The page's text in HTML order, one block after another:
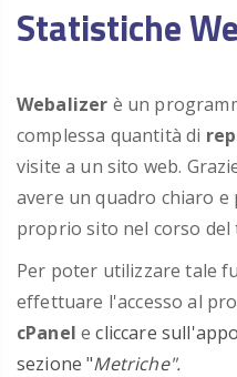
Statistiche
Webalizer è un
complessa quantità di
visite a un sito web.
avere un quadro chiaro
proprio sito nel corso del
Per poter utilizzare tale
effettuare l'accesso al
cPanel e cliccare
sezione "Metriche".